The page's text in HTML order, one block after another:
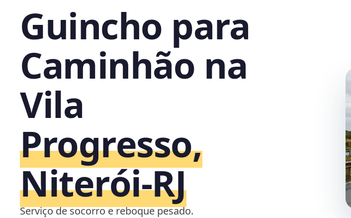
Guincho para
Caminhão na
Vila
Progresso,
Niterói‑RJ
Serviço de socorro e reboque pesado.